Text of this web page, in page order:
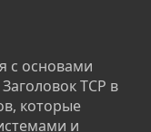
с основами
TCP в
которые
и